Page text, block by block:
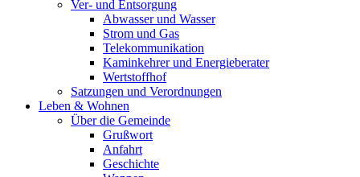
Ver- und Entsorgung
Abwasser und Wasser
Strom und Gas
Telekommunikation
Kaminkehrer und Energieberater
Wertstoffhof
Satzungen und Verordnungen
Leben & Wohnen
Über die Gemeinde
Grußwort
Anfahrt
Geschichte